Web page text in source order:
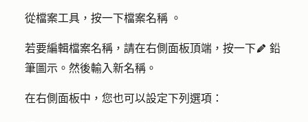
從檔案工具，按一下檔案名稱 。
若要編輯檔案名稱，請在右側面板頂端，按一下edit 鉛
筆圖示 。然後輸入新名稱 。
在右側面板中，您也可以設定下列選項：